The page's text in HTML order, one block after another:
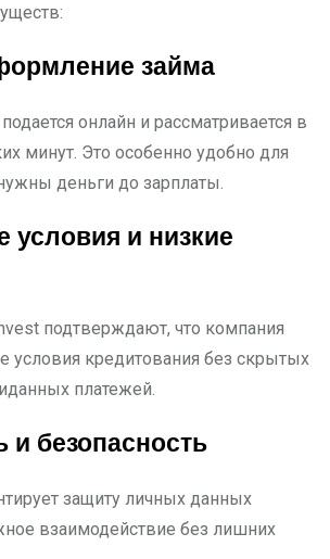
займа
онлайн и рассматривается в
минут. Это особенно удобно для
деньги до зарплаты.
условия и низкие
подтверждают, что компания
условия кредитования без скрытых
платежей.
и безопасность
защиту личных данных
взаимодействие без лишних